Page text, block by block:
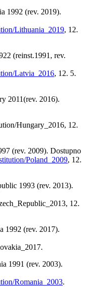
1992 (rev. 2019).
Lithuania_2019, 12.
(reinst.1991, rev.
Latvia_2016, 12. 5.
2011(rev. 2016).
Hungary_2016, 12.
(rev. 2009). Dostupno
Poland_2009, 12.
1993 (rev. 2013).
12.
1992 (rev. 2017).
1991 (rev. 2003).
Romania_2003.